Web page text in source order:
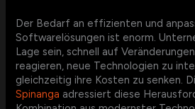
Der Bedarf an effizienten und
Softwarelösungen ist enorm.
Lage sein, schnell auf
reagieren, neue Technologien zu
gleichzeitig ihre Kosten zu senken.
Spinanga adressiert diese